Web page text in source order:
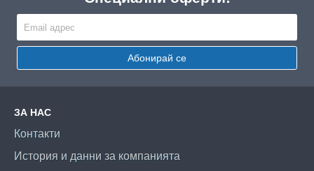
Абонирай се
ЗА НАС
Контакти
История и данни за компанията